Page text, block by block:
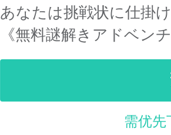
戦状-
あなたは挑戦状に仕掛
《無料謎解きアドベン
需优先